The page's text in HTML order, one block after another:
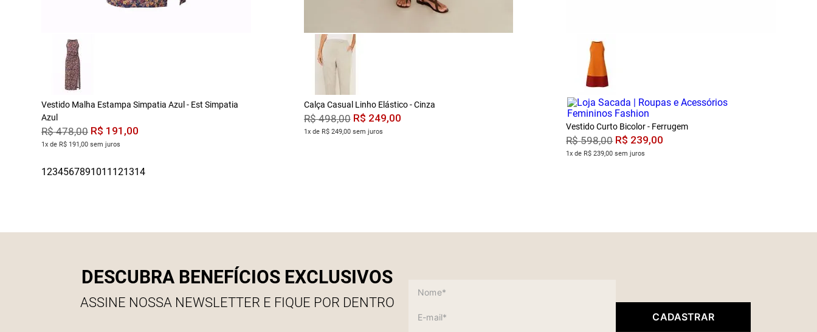
Vestido Malha Estampa Simpatia Azul - Est Simpatia
Azul
R$ 478,00 R$ 191 ,00
1x de R$ 191,00 sem juros
Calça Casual Linho Elástico - Cinza
R$ 498,00 R$ 249,00
1x de R$ 249,00 sem juros
Vestido Curto Bicolor - Ferrugem
R$ 598,00 R$ 239,00
1x de R$ 239,00 sem juros
DESCUBRA BENEFÍCIOS EXCLUSIVOS
ASSINE NOSSA NEWSLETTER E FIQUE POR DENTRO
CADASTRAR